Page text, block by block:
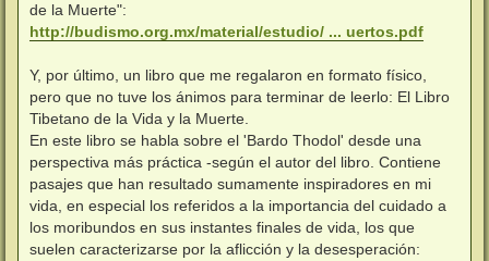
de la Muerte":
http://budismo.org.mx/material/estudio/ ... uertos.pdf
Y, por último, un libro que me regalaron en formato físico,
pero que no tuve los ánimos para terminar de leerlo: El Libro
Tibetano de la Vida y la Muerte.
En este libro se habla sobre el 'Bardo Thodol' desde una
perspectiva más práctica -según el autor del libro. Contiene
pasajes que han resultado sumamente inspiradores en mi
vida, en especial los referidos a la importancia del cuidado a
los moribundos en sus instantes finales de vida, los que
suelen caracterizarse por la aflicción y la desesperación: